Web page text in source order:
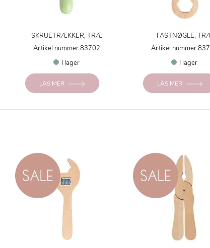
SKRUETRÆKKER, TRÆ
Artikel nummer 83702
I lager
LÄS MER
FASTNØGLE,
Artikel nummer
I lager
LÄS MER